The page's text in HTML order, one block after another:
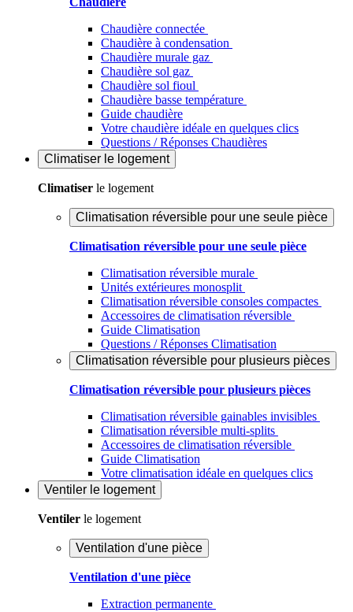
Chaudière connectée
Chaudière à condensation
Chaudière murale gaz
Chaudière sol gaz
Chaudière sol fioul
Chaudière basse température
Guide chaudière
Votre chaudière idéale en quelques clics
Questions / Réponses Chaudières
Climatiser le logement
Climatiser le logement
Climatisation réversible pour une seule pièce
Climatisation réversible pour une seule pièce
Climatisation réversible murale
Unités extérieures monosplit
Climatisation réversible consoles compactes
Accessoires de climatisation réversible
Guide Climatisation
Questions / Réponses Climatisation
Climatisation réversible pour plusieurs pièces
Climatisation réversible pour plusieurs pièces
Climatisation réversible gainables invisibles
Climatisation réversible multi-splits
Accessoires de climatisation réversible
Guide Climatisation
Votre climatisation idéale en quelques clics
Ventiler le logement
Ventiler le logement
Ventilation d'une pièce
Ventilation d'une pièce
Extraction permanente